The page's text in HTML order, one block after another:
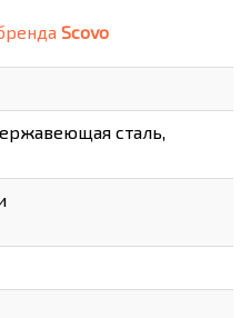
Scovo
сталь,